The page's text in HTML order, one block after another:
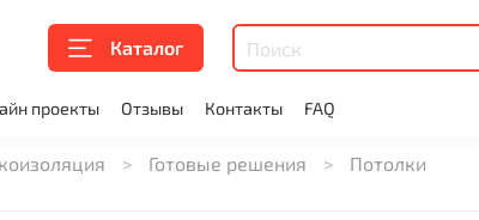
Каталог
проекты Отзывы Контакты FAQ
Готовые решения Потолки